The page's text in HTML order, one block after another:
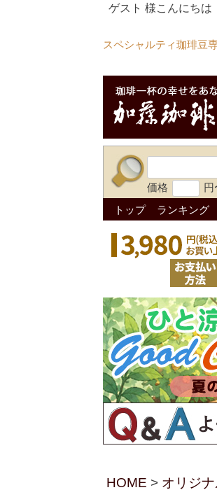
ゲスト 様こんにちは
スペシャルティ珈琲豆
価格 円
トップ ランキング
HOME オリジ